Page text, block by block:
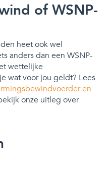
of WSNP-
heet ook wel
anders dan een WSNP-
wettelijke
wat voor jou geldt? Lees
en
onze uitleg over